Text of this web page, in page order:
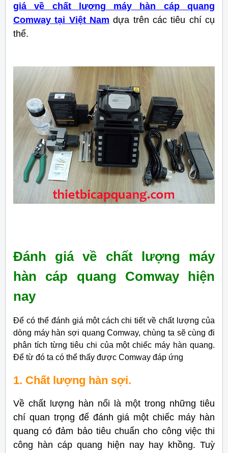
giá về chất lượng máy hàn cáp quang
Comway tại Việt Nam dựa trên các tiêu chí cụ
thể.
Đánh giá về chất lượng máy
hàn cáp quang Comway hiện
nay
Để có thể đánh giá một cách chi tiết về chất lượng của
dòng máy hàn sợi quang Comway, chùng ta sẽ cùng đi
phân tích từng tiêu chi của một chiếc máy hàn quang.
Để từ đó ta có thể thấy được Comway đáp ứng
1. Chất lượng hàn sợi.
Về chất lượng hàn nối là một trong những tiêu
chí quan trọng để đánh giá một chiếc máy hàn
quang có đảm bảo tiêu chuẩn cho công việc thi
công hàn cáp quang hiện nay hay khồng. Tuỳ